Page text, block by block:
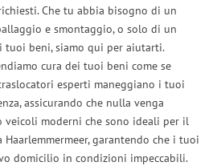
Che tu abbia bisogno di un
e smontaggio, o solo di un
beni, siamo qui per aiutarti.
cura dei tuoi beni come se
esperti maneggiano i tuoi
assicurando che nulla venga
veicoli moderni che sono ideali per il
garantendo che i tuoi
domicilio in condizioni impeccabili.